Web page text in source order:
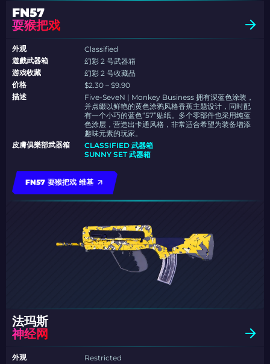
FN57
耍猴把戏
外观
Classified
遊戲武器箱
幻彩 2 号武器箱
游戏收藏
幻彩 2 号收藏品
价格
$2.30 – $9.90
描述
Five-SeveN | Monkey Business 拥有深蓝色涂装，
并点缀以鲜艳的黄色涂鸦风格香蕉主题设计，同时配
有一个小巧的蓝色“57”贴纸。多个零部件也采用纯蓝
色涂层，营造出卡通风格，非常适合希望为装备增添
趣味元素的玩家。
皮膚俱樂部武器箱
CLASSIFIED 武器箱
SUNNY SET 武器箱
FN57 耍猴把戏 维基
法玛斯
神经网
外观
Restricted